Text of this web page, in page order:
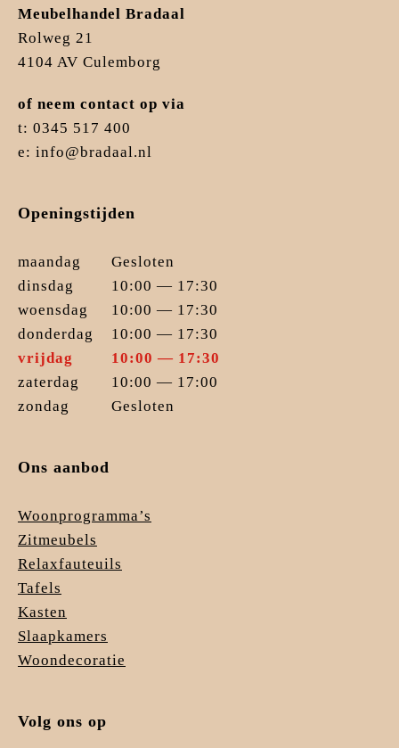
Meubelhandel Bradaal
Rolweg 21
4104 AV Culemborg
of neem contact op via
t: 0345 517 400
e: info@bradaal.nl
Openingstijden
maandag
Gesloten
dinsdag
10:00 — 17:30
woensdag
10:00 — 17:30
donderdag
10:00 — 17:30
vrijdag
10:00 — 17:30
zaterdag
10:00 — 17:00
zondag
Gesloten
Ons aanbod
Woonprogramma’s
Zitmeubels
Relaxfauteuils
Tafels
Kasten
Slaapkamers
Woondecoratie
Volg ons op